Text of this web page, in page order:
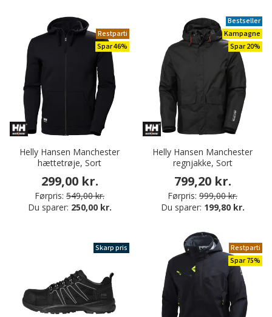
Restparti
Spar 46%
Helly Hansen Manchester
hættetrøje, Sort
299,00 kr.
Førpris: 549,00 kr.
Du sparer: 250,00 kr.
Bestseller
Kampagne
Spar 20%
Helly Hansen Manchester
regnjakke, Sort
799,20 kr.
Førpris: 999,00 kr.
Du sparer: 199,80 kr.
Skarp pris
Restparti
Spar 75%